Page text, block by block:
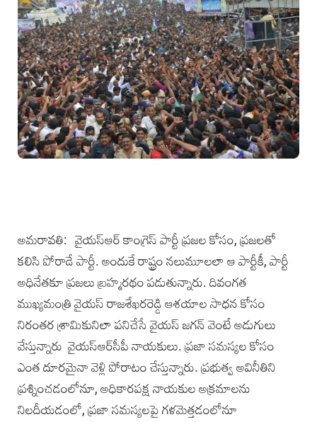
అమ‌రావ‌తి: వైయ‌స్ఆర్‌ కాంగ్రెస్ పార్టీ ప్రజల కోసం, ప్రజలతో
కలిసి పోరాడే పార్టీ. అందుకే రాష్ట్రం నలుమూలలా ఆ పార్టీకీ, పార్టీ
అధినేతకూ ప్రజలు బ్రహ్మరథం పడుతున్నారు. దివంగ‌త
ముఖ్య‌మంత్రి వైయ‌స్ రాజ‌శేఖ‌ర‌రెడ్డి ఆశయాల సాధన కోసం
నిరంతర శ్రామికునిలా పనిచేసే వైయ‌స్ జగన్ వెంటే అడుగులు
వేస్తున్నారు వైయ‌స్ఆర్‌సీపీ నాయకులు. ప్రజా సమస్యల కోసం
ఎంత దూరమైనా వెళ్లి పోరాటం చేస్తున్నారు. ప్రభుత్వ అవినీతిని
ప్రశ్నించడంలోనూ, అధికారపక్ష నాయకుల అక్రమాలను
నిలదీయడంలో, ప్రజా సమస్యలపై గళమెత్తడంలోనూ